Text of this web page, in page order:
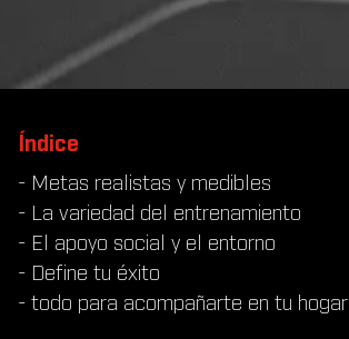
Índice
- Metas realistas y medibles
- La variedad del entrenamiento
- El apoyo social y el entorno
- Define tu éxito
- todo para acompañarte en tu hogar